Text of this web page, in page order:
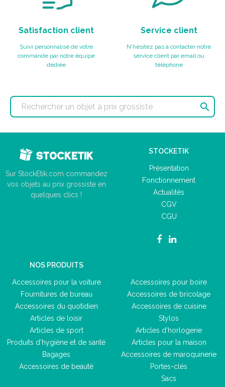
Satisfaction client
Suivi personnalisé de votre
commande par notre équipe
dédiée
Service client
N'hésitez pas à contacter notre
service client par email ou
téléphone

Sur StockEtik.com commandez
vos objets au prix grossiste en
quelques clics !
STOCKETIK
Présentation
Fonctionnement
Actualités
CGV
CGU
NOS PRODUITS
Accessoires pour la voiture
Fournitures de bureau
Accessoires du quotidien
Articles de loisir
Articles de sport
Produits d'hygiène et de santé
Bagages
Accessoires de beauté
Accessoires pour boire
Accessoires de bricolage
Accessoires de cuisine
Stylos
Articles d'horlogerie
Articles pour la maison
Accessoires de maroquinerie
Portes-clés
Sacs